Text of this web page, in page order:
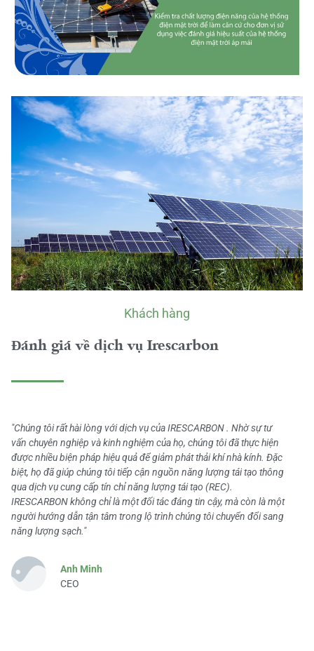
Khách hàng
Đánh giá về dịch vụ Irescarbon
"Chúng tôi rất hài lòng với dịch vụ của IRESCARBON . Nhờ sự tư
vấn chuyên nghiệp và kinh nghiệm của họ, chúng tôi đã thực hiện
được nhiều biện pháp hiệu quả để giảm phát thải khí nhà kính. Đặc
biệt, họ đã giúp chúng tôi tiếp cận nguồn năng lượng tái tạo thông
qua dịch vụ cung cấp tín chỉ năng lượng tái tạo (REC).
IRESCARBON không chỉ là một đối tác đáng tin cậy, mà còn là một
người hướng dẫn tận tâm trong lộ trình chúng tôi chuyển đổi sang
năng lượng sạch."
Anh Minh
CEO